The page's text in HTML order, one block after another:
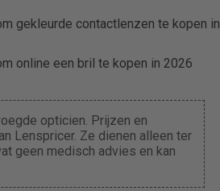
gekleurde contactlenzen te kopen in
online een bril te kopen in 2026
opticien. Prijzen en
Lenspricer. Ze dienen alleen ter
geen medisch advies en kan